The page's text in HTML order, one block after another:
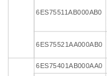
6ES75511AB000AB0
6ES75521AA000AB0
6ES75401AB000AA0